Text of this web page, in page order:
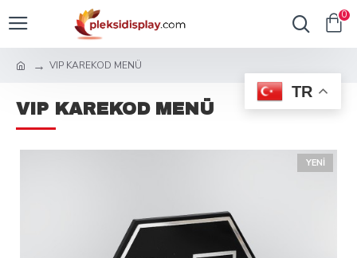
TR
0
VIP KAREKOD MENÜ
VIP KAREKOD MENÜ
YENI